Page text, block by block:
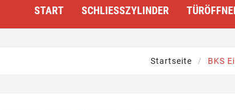
START SCHLIESSZYLINDER
Startseite BKS